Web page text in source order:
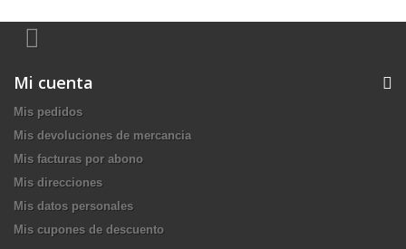
Mi cuenta
Mis pedidos
Mis devoluciones de mercancia
Mis facturas por abono
Mis direcciones
Mis datos personales
Mis cupones de descuento